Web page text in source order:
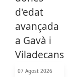
07 Agost 2026